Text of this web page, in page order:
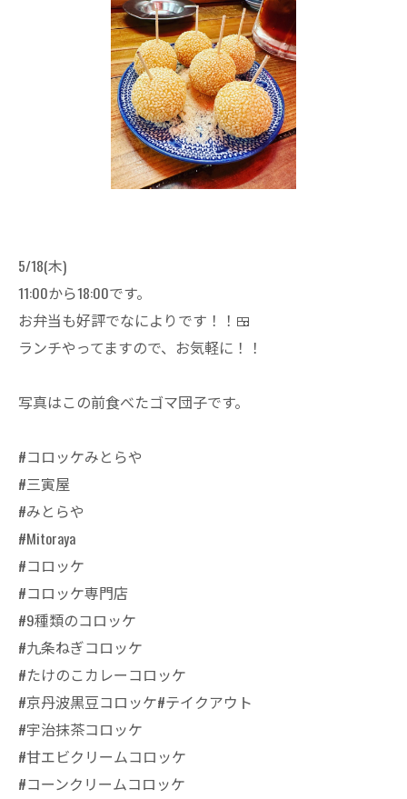
5/18(木)
11:00から18:00です。
お弁当も好評でなによりです！！🍱
ランチやってますので、お気軽に！！
写真はこの前食べたゴマ団子です。
#コロッケみとらや
#三寅屋
#みとらや
#Mitoraya
#コロッケ
#コロッケ専門店
#9種類のコロッケ
#九条ねぎコロッケ
#たけのこカレーコロッケ
#京丹波黒豆コロッケ#テイクアウト
#宇治抹茶コロッケ
#甘エビクリームコロッケ
#コーンクリームコロッケ